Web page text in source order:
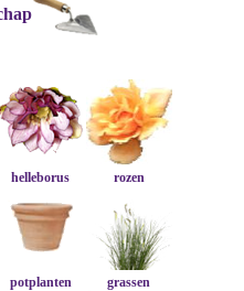
helleborus rozen
potplanten grassen